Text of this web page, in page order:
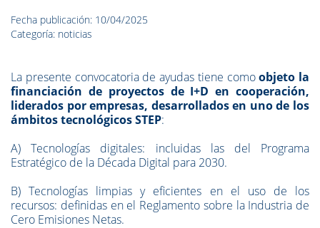
Fecha publicación: 10/04/2025
Categoría: noticias
La presente convocatoria de ayudas tiene comoobjeto la
financiación de proyectos de I+D en cooperación,
liderados por empresas, desarrollados en uno de los
ámbitos tecnológicos STEP:
A) Tecnologías digitales: incluidas las del Programa
Estratégico de la Década Digital para 2030.
B) Tecnologías limpias y eficientes en el uso de los
recursos: definidas en el Reglamento sobre la Industria de
Cero Emisiones Netas.